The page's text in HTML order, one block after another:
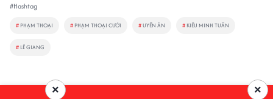
#Hashtag
# PHẠM THOẠI # PHẠM THOẠI CƯỚI #UYỂN ÂN # KIỀU MINH TUẤN
# LÊ GIANG
×
×